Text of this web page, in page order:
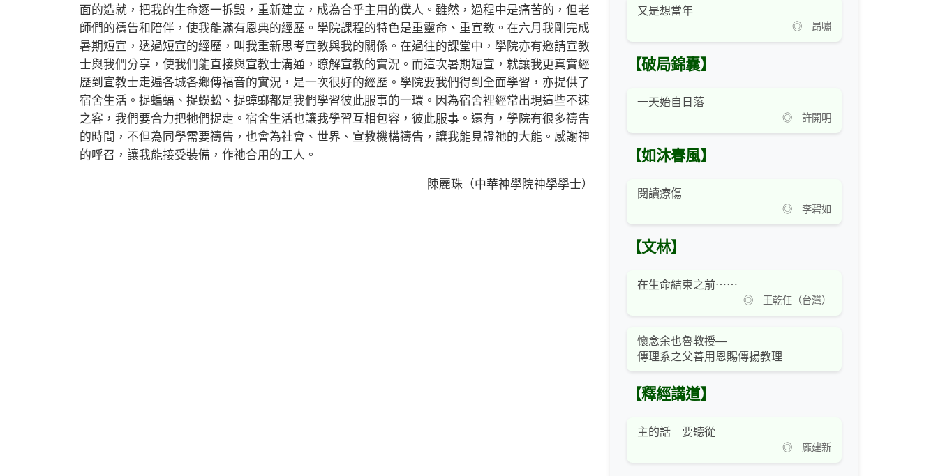
面的造就，把我的生命逐一拆毀，重新建立，成為合乎主用的僕人。雖然，過程中是痛苦的，但老
師們的禱告和陪伴，使我能滿有恩典的經歷。學院課程的特色是重靈命、重宣教。在六月我剛完成
暑期短宣，透過短宣的經歷，叫我重新思考宣教與我的關係。在過往的課堂中，學院亦有邀請宣教
士與我們分享，使我們能直接與宣教士溝通，瞭解宣教的實況。而這次暑期短宣，就讓我更真實經
歷到宣教士走遍各城各鄉傳福音的實況，是一次很好的經歷。學院要我們得到全面學習，亦提供了
宿舍生活。捉蝙蝠、捉蜈蚣、捉蟑螂都是我們學習彼此服事的一環。因為宿舍裡經常出現這些不速
之客，我們要合力把牠們捉走。宿舍生活也讓我學習互相包容，彼此服事。還有，學院有很多禱告
的時間，不但為同學需要禱告，也會為社會、世界、宣教機構禱告，讓我能見證祂的大能。感謝神
的呼召，讓我能接受裝備，作祂合用的工人。
陳麗珠（中華神學院神學學士）
又是想當年
◎ 昂嘯
【破局錦囊】
一天始自日落
◎ 許開明
【如沐春風】
閱讀療傷
◎ 李碧如
【文林】
在生命結束之前⋯⋯
◎ 王乾任（台灣）
懷念余也魯教授—
傳理系之父善用恩賜傳揚教理
【釋經講道】
主的話 要聽從
◎ 龐建新